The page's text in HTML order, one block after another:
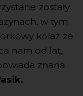
zostały
w tym
kolaż ze
nam od lat,
znana